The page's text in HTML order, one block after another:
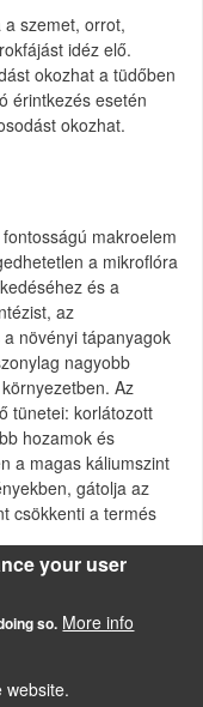
szemet, orrot,
idéz elő.
okozhat a tüdőben
érintkezés esetén
okozhat.
makroelem
a mikroflóra
és a
az
növényi tápanyagok
nagyobb
Az
tünetei: korlátozott
hozamok és
a magas káliumszint
gátolja az
csökkenti a termés
your user
so. More info
website.